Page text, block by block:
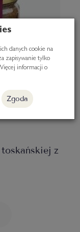
z
danych cookie na
zapisywanie tylko
informacji o
Zgoda